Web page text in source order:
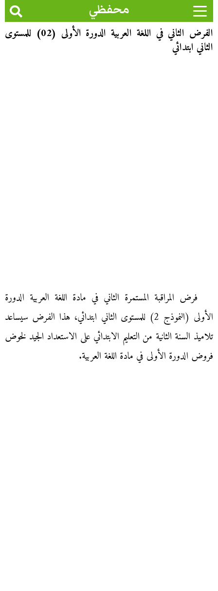
محفظي
الفرض الثاني في اللغة العربية الدورة الأولى (02) للمستوى
الثاني ابتدائي
فرض المراقبة المستمرة الثاني في مادة اللغة العربية الدورة
الأولى (النموذج 2) للمستوى الثاني ابتدائي، هذا الفرض سيساعد
تلاميذ السنة الثانية من التعليم الابتدائي على الاستعداد الجيد لخوض
فروض الدورة الأولى في مادة اللغة العربية.